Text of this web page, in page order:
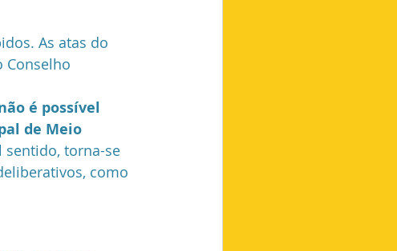
As atas do
Conselho
é possível
de Meio
sentido, torna-se
como